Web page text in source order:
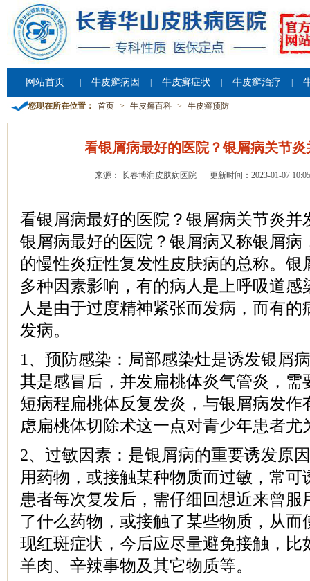
网站首页 牛皮癣病因 牛皮癣症状 牛皮癣治疗
您现在所在位置： 首页 > 牛皮癣百科 > 牛皮癣预防
看银屑病最好的医院？银屑病关节
来源： 长春博润皮肤病医院 更新时间：2023-01-07
看银屑病最好的医院？银屑病关节炎并
银屑病最好的医院？银屑病又称银屑病
的慢性炎症性复发性皮肤病的总称。银
多种因素影响，有的病人是上呼吸道感
人是由于过度精神紧张而发病，而有
发病。
1、预防感染：局部感染灶是诱发银屑
其是感冒后，并发扁桃体炎气管炎，需
短病程扁桃体反复发炎，与银屑病发作
虑扁桃体切除术这一点对青少年患者尤
2、过敏因素：是银屑病的重要诱发原
用药物，或接触某种物质而过敏，常可
患者每次复发后，需仔细回想近来曾服
了什么药物，或接触了某些物质，从而
现红斑症状，今后应尽量避免接触，比
羊肉、辛辣事物及其它物质等。